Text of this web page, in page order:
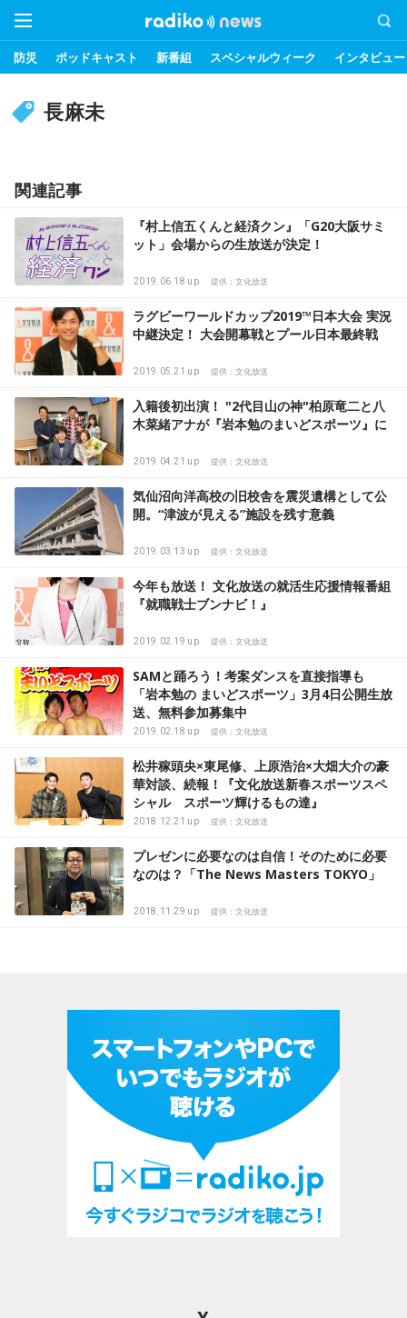
防災 ポッドキャスト 新番組 スペシャルウィーク インタビュー
長麻未
関連記事
『村上信五くんと経済クン』「G20大阪サミ
ット」会場からの生放送が決定！
2019.06.18 up 提供：文化放送
ラグビーワールドカップ2019™日本大会 実況
中継決定！ 大会開幕戦とプール日本最終戦
2019.05.21 up 提供：文化放送
入籍後初出演！ "2代目山の神"柏原竜二と八
木菜緒アナが『岩本勉のまいどスポーツ』に
2019.04.21 up 提供：文化放送
気仙沼向洋高校の旧校舎を震災遺構として公
開。“津波が見える”施設を残す意義
2019.03.13 up 提供：文化放送
今年も放送！ 文化放送の就活生応援情報番組
『就職戦士ブンナビ！』
2019.02.19 up 提供：文化放送
SAMと踊ろう！考案ダンスを直接指導も
「岩本勉の まいどスポーツ」3月4日公開生放
送、無料参加募集中
2019.02.18 up 提供：文化放送
松井稼頭央×東尾修、上原浩治×大畑大介の豪
華対談、続報！『文化放送新春スポーツスペ
シャル スポーツ輝けるもの達』
2018.12.21 up 提供：文化放送
プレゼンに必要なのは自信！そのために必要
なのは？「The News Masters TOKYO」
2018.11.29 up 提供：文化放送